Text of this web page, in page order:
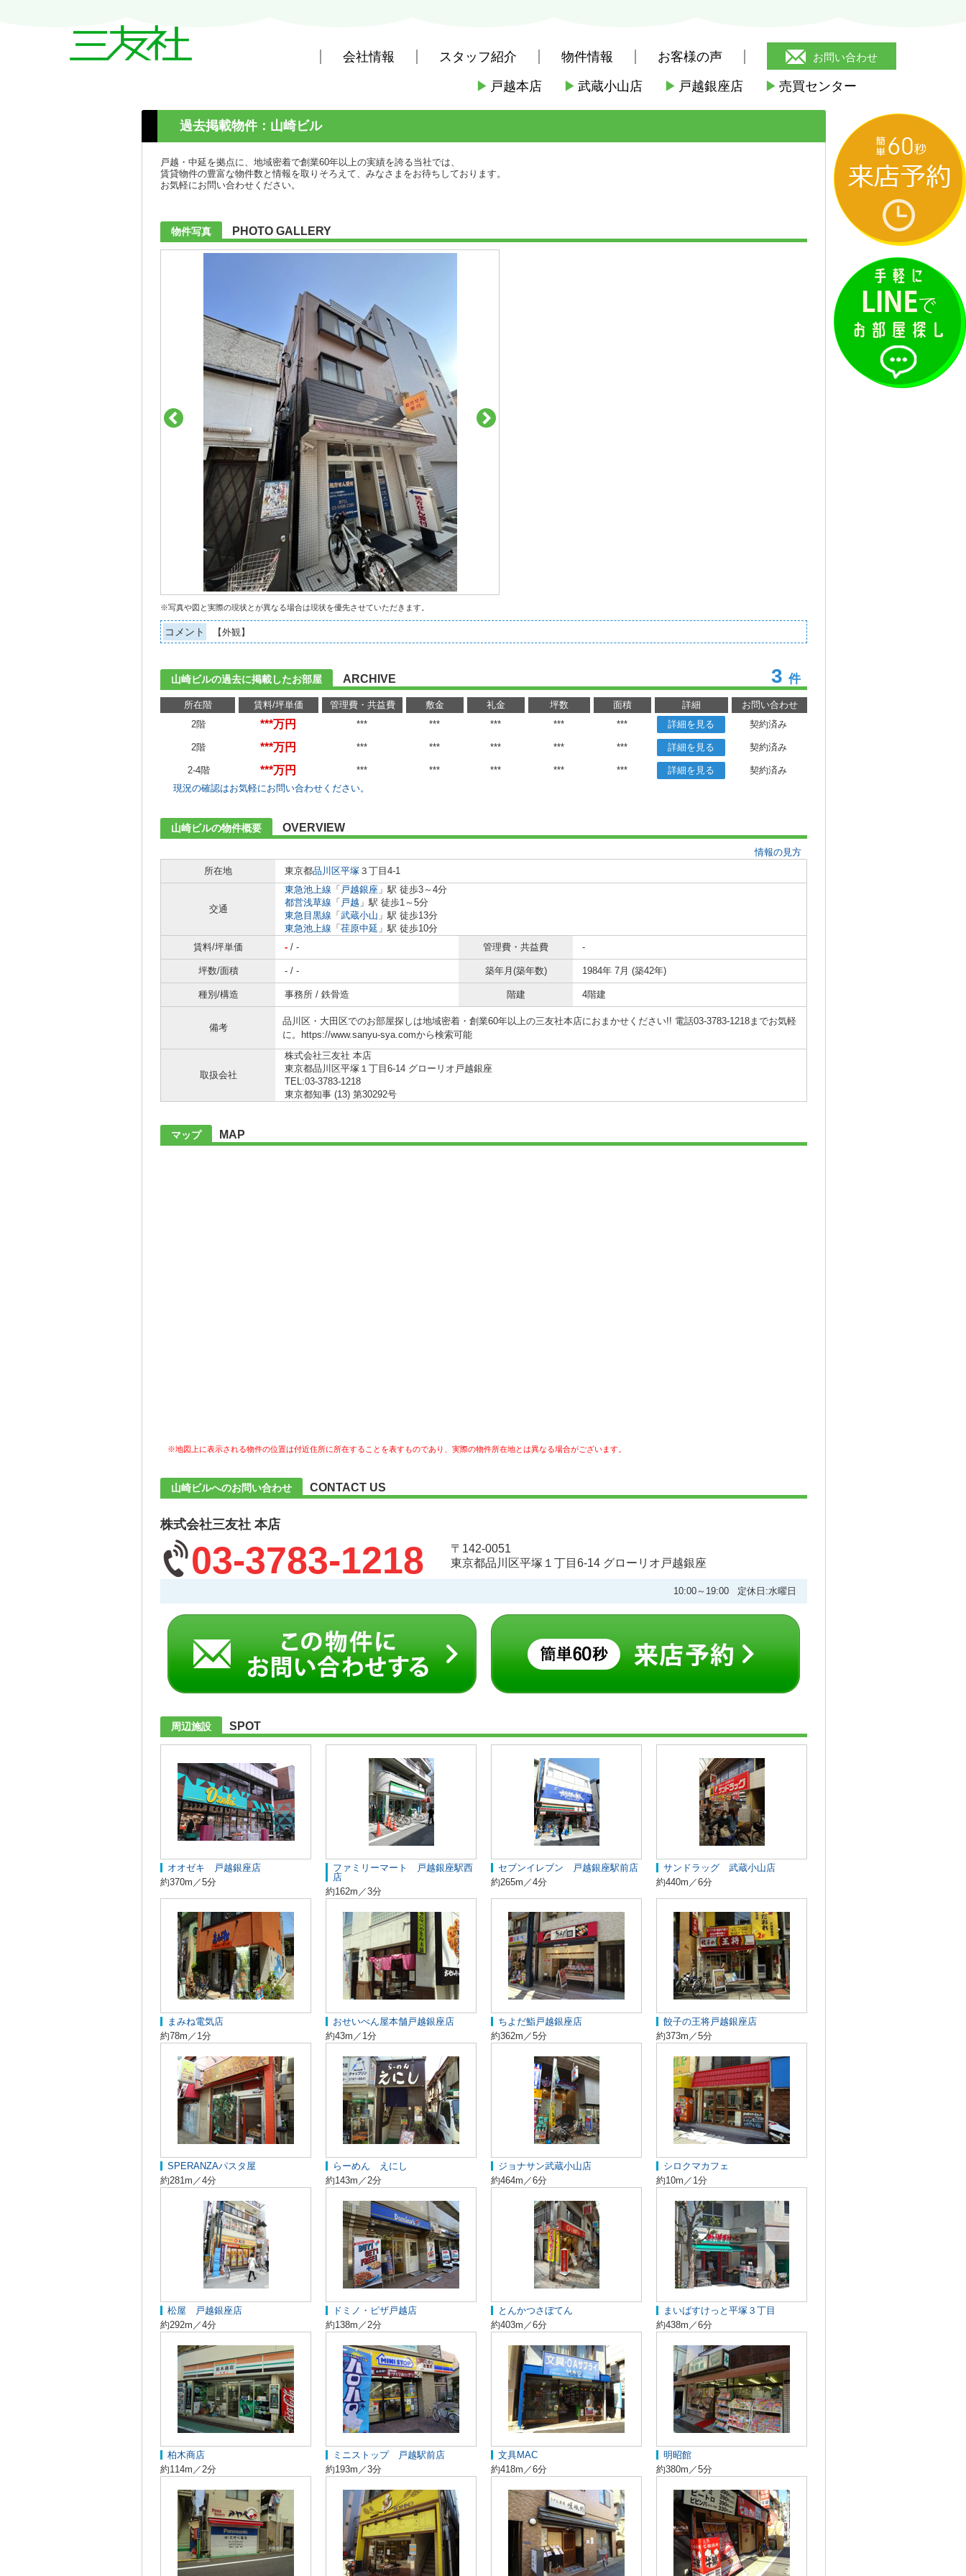
会社情報 スタッフ紹介 物件情報 お客様の声 お問い合わせ
▶ 戸越本店 ▶ 武蔵小山店 ▶ 戸越銀座店 ▶ 売買センター
(賃貸)路線・駅から探す 東急電鉄東急池上線 > 戸越銀座駅 山崎ビル
過去掲載物件：山崎ビル
戸越・中延を拠点に、地域密着で創業60年以上の実績を誇る当社では、
賃貸物件の豊富な物件数と情報を取りそろえて、みなさまをお待ちしております。
お気軽にお問い合わせください。
物件写真 PHOTO GALLERY
※写真や図と実際の現状とが異なる場合は現状を優先させていただきます。
コメント 【外観】
山崎ビルの過去に掲載したお部屋 ARCHIVE 3 件
所在階 賃料/坪単価 管理費・共益費 敷金 礼金 坪数 面積 詳細
お問い合わせ
2階
***万円 *** *** *** *** *** 詳細を見る 契約済み
2階 ***万円 *** *** *** *** *** 詳細を見る 契約済み
2-4階 ***万円 *** *** *** *** *** 詳細を見る
契約済み
現況の確認はお気軽にお問い合わせください。
山崎ビルの物件概要 OVERVIEW
情報の見方
所在地
東京都品川区平塚 ３丁目4-1
交通
東急池上線 「 戸越銀座 」駅 徒歩3～4分
都営浅草線 「 戸越 」駅 徒歩1～5分
東急目黒線 「 武蔵小山 」駅 徒歩13分
東急池上線 「 荏原中延 」駅 徒歩10分
賃料/坪単価
- / - 管理費・共益費 -
坪数/面積 - / - 築年月(築年数) 1984年 7月 (築42年)
種別/構造 事務所 / 鉄骨造 階建 4階建
備考
品川区・大田区でのお部屋探しは地域密着・創業60年以上の三友社本店におまかせください!! 電話03-3783-1218までお気軽
に。https://www.sanyu-sya.comから検索可能
取扱会社
株式会社三友社 本店
東京都品川区平塚１丁目6-14 グローリオ戸越銀座
TEL:03-3783-1218
東京都知事 (13) 第30292号
マップ MAP
※地図上に表示される物件の位置は付近住所に所在することを表すものであり、実際の物件所在地とは異なる場合がございます。
山崎ビルへのお問い合わせ CONTACT US
株式会社三友社 本店
03-3783-1218
〒142-0051
東京都品川区平塚１丁目6-14 グローリオ戸越銀座
10:00～19:00 定休日:水曜日
周辺施設 SPOT
オオゼキ 戸越銀座店
約370m／5分
ファミリーマート 戸越銀座駅西
店
約162m／3分
セブンイレブン 戸越銀座駅前店
約265m／4分
サンドラッグ 武蔵小山店
約440m／6分
まみね電気店
約78m／1分
おせいべん屋本舗戸越銀座店
約43m／1分
ちよだ鮨戸越銀座店
約362m／5分
餃子の王将戸越銀座店
約373m／5分
SPERANZAパスタ屋
約281m／4分
らーめん えにし
約143m／2分
ジョナサン武蔵小山店
約464m／6分
シロクマカフェ
約10m／1分
松屋 戸越銀座店
約292m／4分
ドミノ・ピザ戸越店
約138m／2分
とんかつさぼてん
約403m／6分
まいばすけっと平塚３丁目
約438m／6分
柏木商店
約114m／2分
ミニストップ 戸越駅前店
約193m／3分
文具MAC
約418m／6分
明昭館
約380m／5分